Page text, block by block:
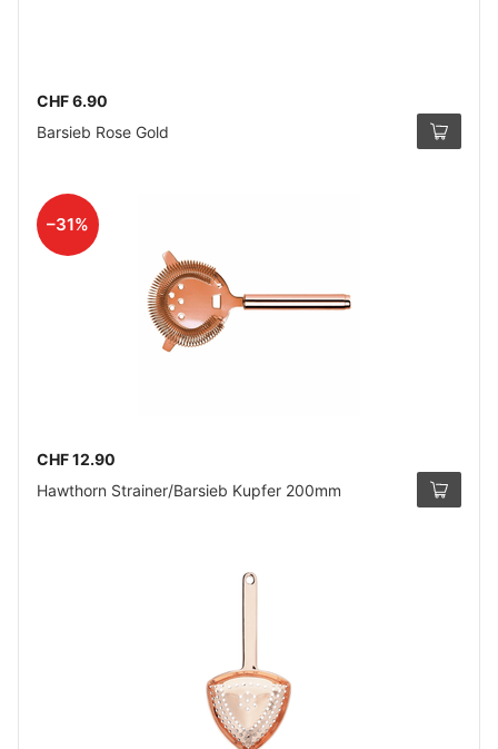
CHF 6.90
Barsieb Rose Gold
–31%
CHF 12.90
Hawthorn Strainer/Barsieb Kupfer 200mm